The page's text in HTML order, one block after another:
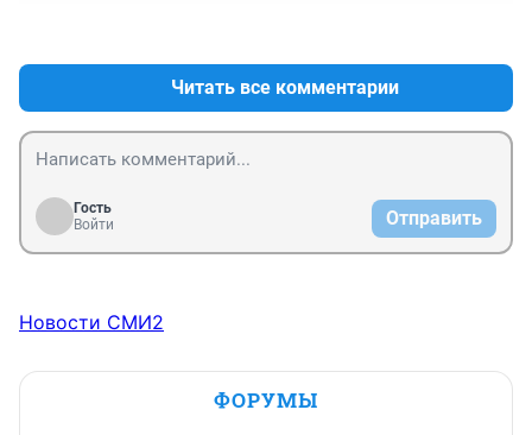
ей бентли не нужен, даже если накидают на 10летний
Читать все комментарии
Гость
Войти
Отправить
Новости СМИ2
ФОРУМЫ